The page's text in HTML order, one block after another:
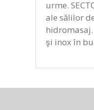
urme.
ale sălilor
şi inox în